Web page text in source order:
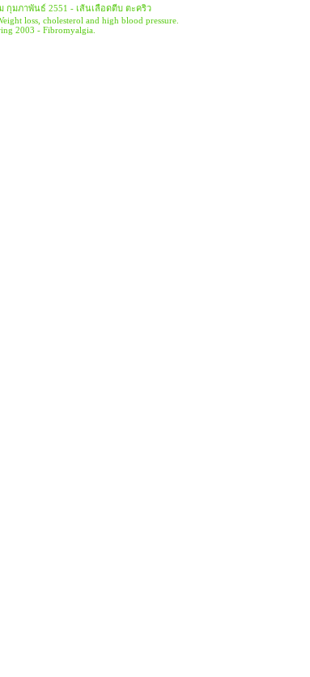
กุมภาพันธ์ 2551 - เส้นเลือดตีบ ตะคริว
loss, cholesterol and high blood pressure.
2003 - Fibromyalgia.